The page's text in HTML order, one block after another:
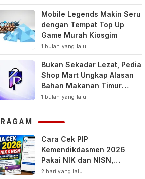
Mobile Legends Makin Seru
dengan Tempat Top Up
Game Murah Kiosgim
1 bulan yang lalu
Bukan Sekadar Lezat, Pedia
Shop Mart Ungkap Alasan
Bahan Makanan Timur
Tengah Jadi Tren Gaya
1 bulan yang lalu
RAGAM
Cara Cek PIP
Kemendikdasmen 2026
Pakai NIK dan NISN,
Bantuan hingga Rp1,8 Juta
2 hari yang lalu